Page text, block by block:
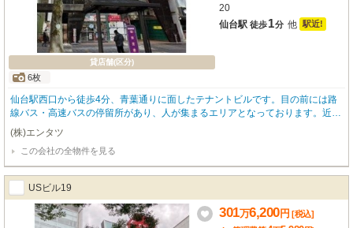
貸店舗(区分)
6枚
20
仙台駅 徒歩1分 他 駅近!
仙台駅西口から徒歩4分、青葉通りに面したテナントビルです。目の前には路
線バス・高速バスの停留所があり、人が集まるエリアとなっております。近隣
にはカフェや居酒屋、カラオケ店もあり、お酒を飲む方も非常に多いエリアで
す。当物件も重飲食を含む飲食店相談可能でございます！またクリニック等も
相談可能でございますので様々な業態で是非ご相談ください。
(株)エンタツ
この会社の全物件を見る
USビル19
301万6,200円 [税込]